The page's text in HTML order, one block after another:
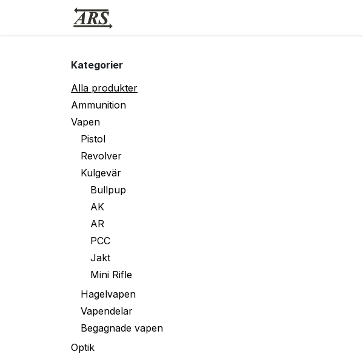
Hoppa till innehåll
Kategorier
Alla produkter
Ammunition
Vapen
Pistol
Revolver
Kulgevär
Bullpup
AK
AR
PCC
Jakt
Mini Rifle
Hagelvapen
Vapendelar
Begagnade vapen
Optik